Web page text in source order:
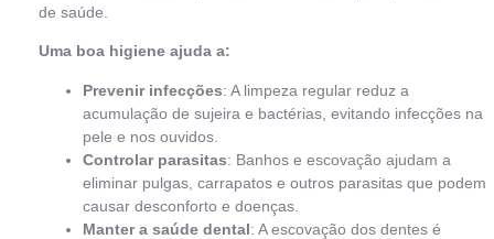
de saúde.
Uma boa higiene ajuda a:
Prevenir infecções: A limpeza regular reduz a
acumulação de sujeira e bactérias, evitando infecções na
pele e nos ouvidos.
Controlar parasitas: Banhos e escovação ajudam a
eliminar pulgas, carrapatos e outros parasitas que podem
causar desconforto e doenças.
Manter a saúde dental: A escovação dos dentes é